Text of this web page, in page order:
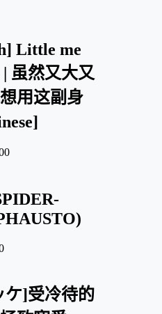
Little me
虽然又大又
用这副身
ケ]受冷待的